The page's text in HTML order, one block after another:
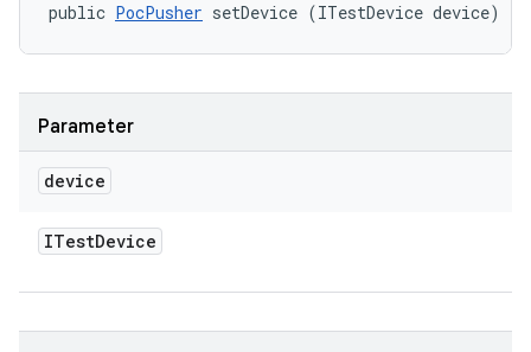
public PocPusher setDevice (ITestDevice device)
Parameter
device
ITestDevice